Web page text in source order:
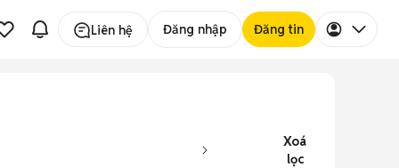
Liên hệ Đăng nhập Đăng tin
Xoá
lọc